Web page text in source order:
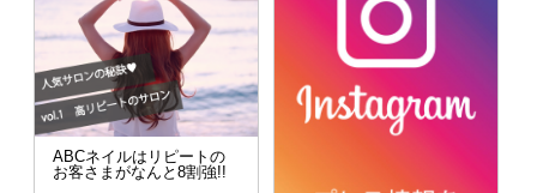
ABCネイルはリピートの
お客さまがなんと8割強!!